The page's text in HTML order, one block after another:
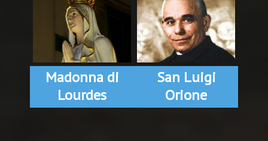
Madonna di
Lourdes
San Luigi
Orione